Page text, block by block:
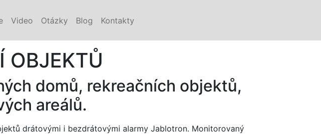
Video Otázky Blog Kontakty
OBJEKTŮ
domů, rekreačních objektů,
areálů.
drátovými i bezdrátovými alarmy Jablotron. Monitorovaný